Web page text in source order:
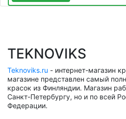
TEKNOVIKS
Teknoviks.ru - интернет-магазин
магазине представлен самый
красок из Финляндии. Магазин
Санкт-Петербургу, но и по всей
Федерации.